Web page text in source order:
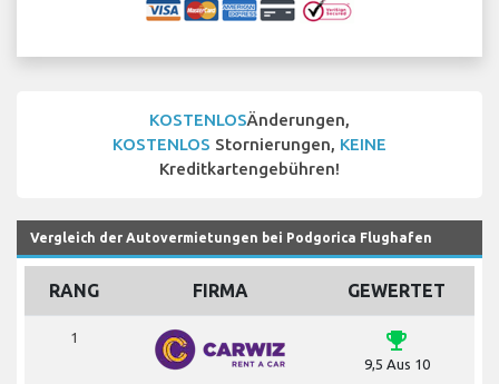
KOSTENLOSÄnderungen,
KOSTENLOS Stornierungen, KEINE
Kreditkartengebühren!
Vergleich der Autovermietungen bei Podgorica Flughafen
RANG FIRMA GEWERTET
1 emoji_events
9,5 Aus 10